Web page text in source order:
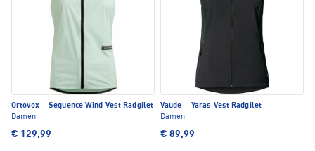
Ortovox · Sequence Wind Vest Radgilet
Damen
€ 129,99
Vaude · Yaras Vest Radgilet
Damen
€ 89,99